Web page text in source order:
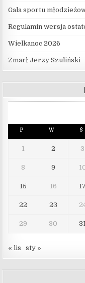
Gala sportu
Regulamin wersja
Wielkanoc 2026
Zmarł Jerzy Szuliński
P W Ś
1 2 3
8 9
15 16 17
22 23
29 30 31
« lis sty »